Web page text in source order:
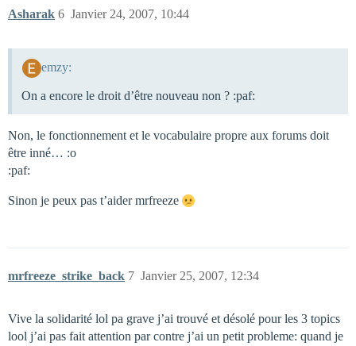
Asharak Janvier 24, 2007, 10:44
6
emzy:
On a encore le droit d’être nouveau non ? :paf:
Non, le fonctionnement et le vocabulaire propre aux forums doit
être inné… :o
:paf:
Sinon je peux pas t’aider mrfreeze
mrfreeze_strike_back Janvier 25, 2007, 12:34
7
Vive la solidarité lol pa grave j’ai trouvé et désolé pour les 3 topics
lool j’ai pas fait attention par contre j’ai un petit probleme: quand je